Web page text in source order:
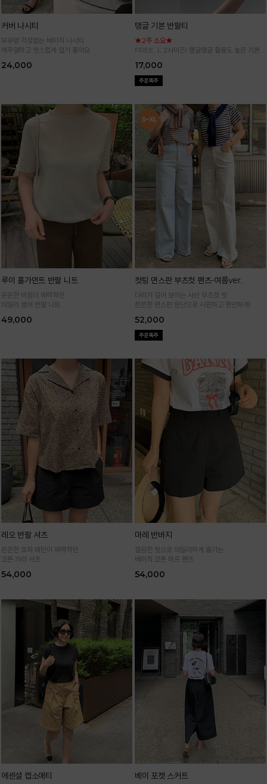
커버 나시티
부유방 걱정없는 베이직 나시티
캐주얼하고 멋스럽게 입기 좋아요
24,000
탱글 기본 반팔티
★2주 소요★
FREE, L 2사이즈! 탱글탱글 활용도 높은 기본
17,000
루이 홀가먼트 반팔 니트
은은한 비침이 매력적인
데일리 썸머 반팔 니트
49,000
컷팅 면스판 부츠컷 팬츠-여름ver.
다리가 길어 보이는 사선 부츠컷 핏
쫀쫀한 면스판 원단으로 시원하고 편안하게!
52,000
레오 반팔 셔츠
은은한 호피 패턴이 매력적인
코튼 카라 셔츠
54,000
마레 반바지
깔끔한 핏으로 데일리하게 즐기는
베이직 코튼 하프 팬츠
54,000
에센셜 캡소매티 베이 포켓 스커트